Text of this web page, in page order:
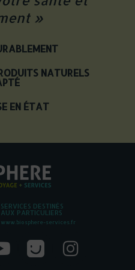
»
NATURELS
EN ÉTAT
SERVICES DESTINÉS
AUX PARTICULIERS
www.biosphere-services.fr